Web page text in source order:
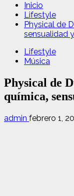
Inicio
Lifestyle
Physical de
sensualidad
Lifestyle
Música
Physical de
química,
admin febrero 1,